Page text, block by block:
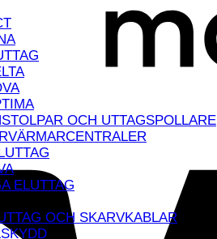
OCH UTTAGSPOLLARE
ELUTTAG
OCH SKARVKABLAR